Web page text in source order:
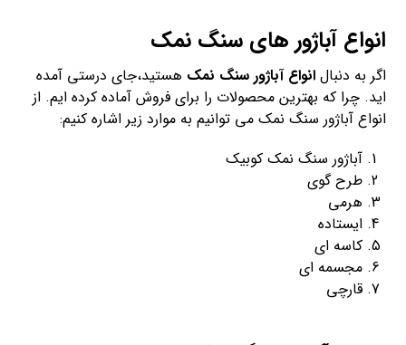
انواع آباژور های سنگ نمک
اگر به دنبالانواع آباژور سنگ نمک هستید،جای درستی آمده
اید. چرا که بهترین محصولات را برای فروش آماده کرده ایم. از
انواع آباژور سنگ نمک می‌ توانیم به موارد زیر اشاره کنیم:
آباژور سنگ نمک کوبیک
طرح گوی
هرمی
ایستاده
کاسه ای
مجسمه ای
قارچی